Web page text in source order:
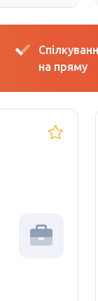
на пряму